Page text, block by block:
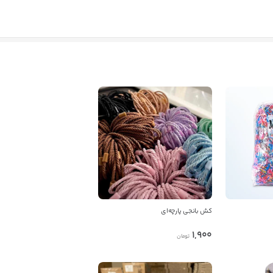
کش بانجی پارچه‌ای
1,900 تومان